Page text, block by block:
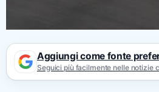
Aggiungi come fonte
Seguici più facilmente nelle notizie